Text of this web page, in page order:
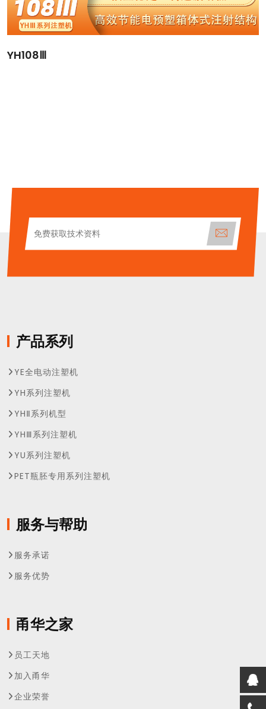
YH108Ⅲ
产品系列
YE全电动注塑机
YH系列注塑机
YHⅡ系列机型
YHⅢ系列注塑机
YU系列注塑机
PET瓶胚专用系列注塑机
服务与帮助
服务承诺
服务优势
甬华之家
员工天地
加入甬华
企业荣誉